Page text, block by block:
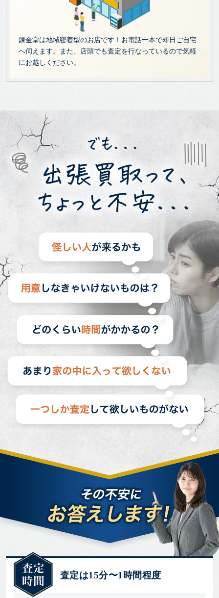
錬金堂は地域密着型のお店です！お電話一本で即日ご自宅
へ伺えます。また、店頭でも査定を行なっているので気軽
にお越しください。
査定は15分〜1時間程度